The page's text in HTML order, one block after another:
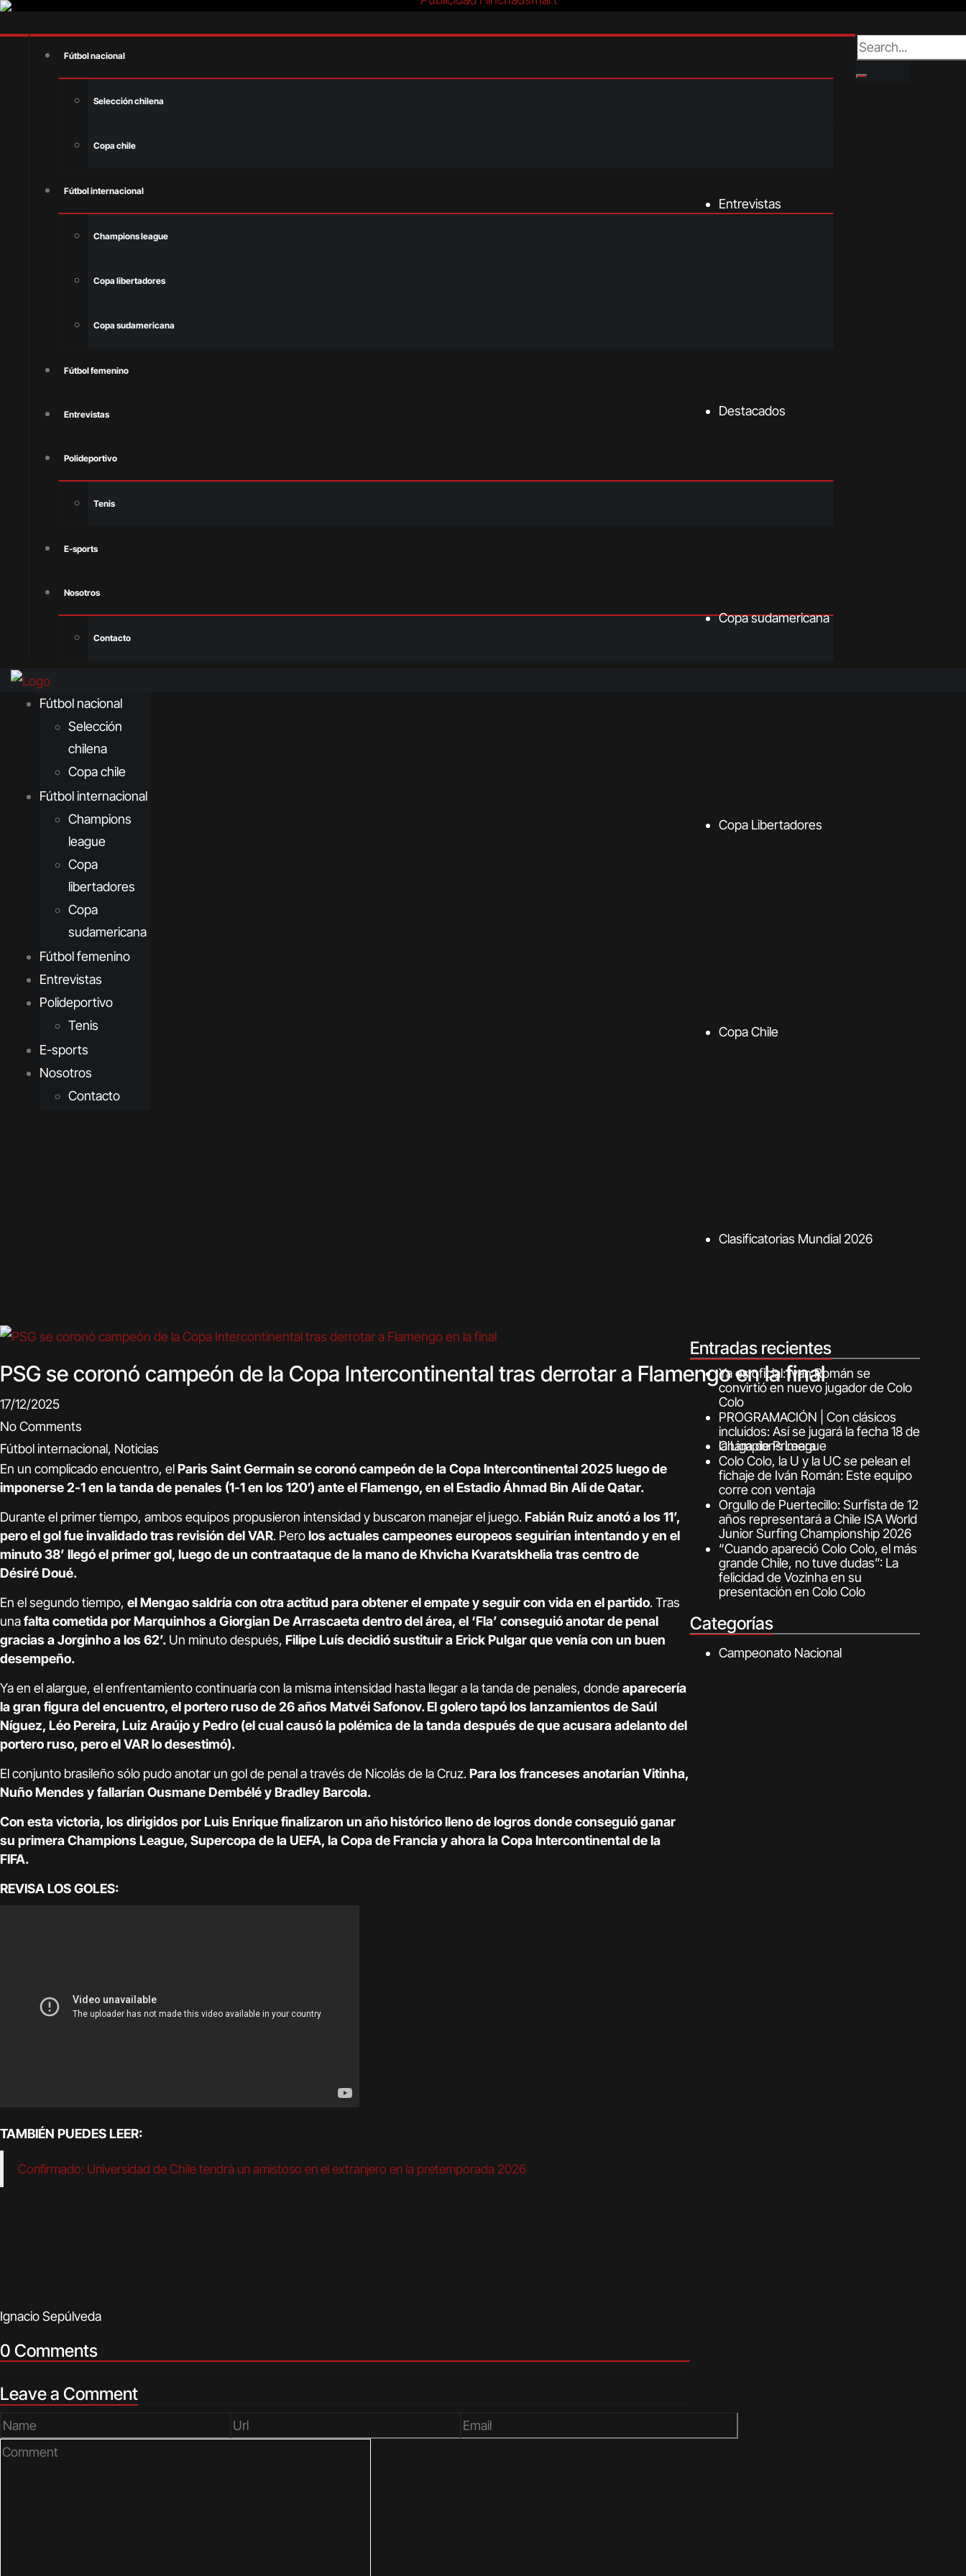
Fútbol nacional
Selección chilena
Copa chile
Fútbol internacional
Champions league
Copa libertadores
Copa sudamericana
Fútbol femenino
Entrevistas
Polideportivo
Tenis
E-sports
Nosotros
Contacto
Fútbol nacional
Selección
chilena
Copa chile
Fútbol internacional
Champions
league
Copa
libertadores
Copa
sudamericana
Fútbol femenino
Entrevistas
Polideportivo
Tenis
E-sports
Nosotros
Contacto
PSG se coronó campeón de la Copa Intercontinental tras derrotar a Flamengo en la final
17/12/2025
No Comments
Fútbol internacional, Noticias
En un complicado encuentro, elParis Saint Germain se coronó campeón de la Copa Intercontinental 2025 luego de
imponerse 2-1 en la tanda de penales (1-1 en los 120′) ante el Flamengo, en el Estadio Áhmad Bin Ali de Qatar.
Durante el primer tiempo, ambos equipos propusieron intensidad y buscaron manejar el juego.Fabián Ruiz anotó a los 11’,
pero el gol fue invalidado tras revisión del VAR. Perolos actuales campeones europeos seguirían intentando y en el
minuto 38’ llegó el primer gol, luego de un contraataque de la mano de Khvicha Kvaratskhelia tras centro de
Désiré Doué.
En el segundo tiempo, el Mengao saldría con otra actitud para obtener el empate y seguir con vida en el partido. Tras
unafalta cometida por Marquinhos a Giorgian De Arrascaeta dentro del área, el ‘Fla’ conseguió anotar de penal
gracias a Jorginho a los 62’. Un minuto después, Filipe Luís decidió sustituir a Erick Pulgar que venía con un buen
desempeño.
Ya en el alargue, el enfrentamiento continuaría con la misma intensidad hasta llegar a la tanda de penales, donde aparecería
la gran figura del encuentro, el portero ruso de 26 años Matvéi Safonov. El golero tapó los lanzamientos de Saúl
Níguez, Léo Pereira, Luiz Araújo y Pedro (el cual causó la polémica de la tanda después de que acusara adelanto del
portero ruso, pero el VAR lo desestimó).
El conjunto brasileño sólo pudo anotar un gol de penal a través de Nicolás de la Cruz.Para los franceses anotarían Vitinha,
Nuño Mendes y fallarían Ousmane Dembélé y Bradley Barcola.
Con esta victoria, los dirigidos por Luis Enrique finalizaron un año histórico lleno de logros donde conseguió ganar
su primera Champions League, Supercopa de la UEFA, la Copa de Francia y ahora la Copa Intercontinental de la
FIFA.
REVISA LOS GOLES:
TAMBIÉN PUEDES LEER:
Confirmado: Universidad de Chile tendrá un amistoso en el extranjero en la pretemporada 2026
Ignacio Sepúlveda
0 Comments
Leave a Comment
Entradas recientes
Ya es oficial: Ivan Román se
convirtió en nuevo jugador de Colo
Colo
PROGRAMACIÓN | Con clásicos
incluidos: Así se jugará la fecha 18 de
la Liga de Primera
Colo Colo, la U y la UC se pelean el
fichaje de Iván Román: Este equipo
corre con ventaja
Orgullo de Puertecillo: Surfista de 12
años representará a Chile ISA World
Junior Surfing Championship 2026
“Cuando apareció Colo Colo, el más
grande Chile, no tuve dudas”: La
felicidad de Vozinha en su
presentación en Colo Colo
Categorías
Campeonato Nacional
Champions League
Clasificatorias Mundial 2026
Copa Chile
Copa Libertadores
Copa sudamericana
Destacados
Entrevistas